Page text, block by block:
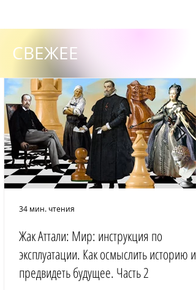
СВЕЖЕЕ
Жак Аттали: Мир: инструкция по
эксплуатации. Как осмыслить историю и
предвидеть будущее. Часть 2
34 мин. чтения